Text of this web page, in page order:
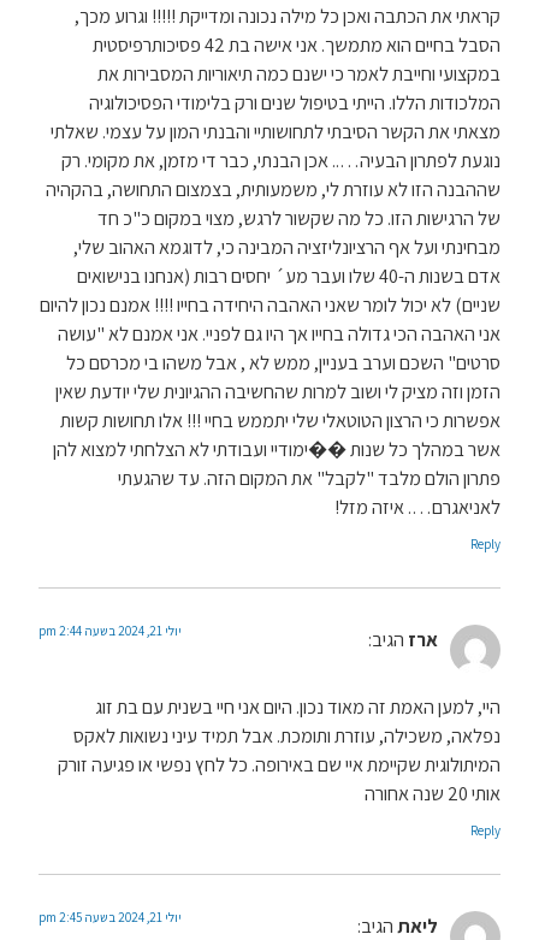
קראתי את הכתבה ואכן כל מילה נכונה ומדייקת !!!!! וגרוע מכך,
הסבל בחיים הוא מתמשך. אני אישה בת 42 פסיכותרפיסטית
במקצועי וחייבת לאמר כי ישנם כמה תיאוריות המסבירות את
המלכודות הללו. הייתי בטיפול שנים ורק בלימודי הפסיכולוגיה
מצאתי את הקשר הסיבתי לתחושותיי והבנתי המון על עצמי. שאלתי
נוגעת לפתרון הבעיה….. אכן הבנתי, כבר די מזמן, את מקומי. רק
שההבנה הזו לא עוזרת לי, משמעותית, בצמצום התחושה, בהקהיה
של הרגישות הזו. כל מה שקשור לרגש, מצוי במקום כ"כ חד
מבחינתי ועל אף הרציונליזציה המבינה כי, לדוגמא האהוב שלי,
אדם בשנות ה-40 שלו ועבר מע´ יחסים רבות (אנחנו בנישואים
שניים) לא יכול לומר שאני האהבה היחידה בחייו !!!! אמנם נכון להיום
אני האהבה הכי גדולה בחייו אך היו גם לפניי. אני אמנם לא "עושה
סרטים" השכם וערב בעניין, ממש לא , אבל משהו בי מכרסם כל
הזמן וזה מציק לי ושוב למרות שהחשיבה ההגיונית שלי יודעת שאין
אפשרות כי הרצון הטוטאלי שלי יתממש בחיי !!! אלו תחושות קשות
אשר במהלך כל שנות ��ימודיי ועבודתי לא הצלחתי למצוא להן
פתרון הולם מלבד "לקבל" את המקום הזה. עד שהגעתי
לאניאגרם…. איזה מזל!
Reply
ארז הגיב: יולי 21, 2024 בשעה 2:44 pm
היי, למען האמת זה מאוד נכון. היום אני חיי בשנית עם בת זוג
נפלאה, משכילה, עוזרת ותומכת. אבל תמיד עיני נשואות לאקס
המיתולוגית שקיימת איי שם באירופה. כל לחץ נפשי או פגיעה זורק
אותי 20 שנה אחורה
Reply
ליאתהגיב: יולי 21, 2024 בשעה 2:45 pm